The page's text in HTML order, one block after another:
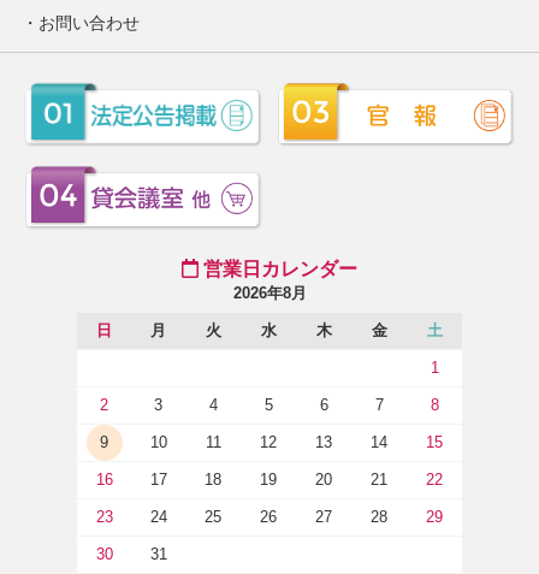
お問い合わせ
営業日カレンダー
2026年8月
日 月 火 水 木 金 土
1
2 3 4 5 6 7 8
9 10 11 12 13 14 15
16 17 18 19 20 21 22
23 24 25 26 27 28 29
30 31